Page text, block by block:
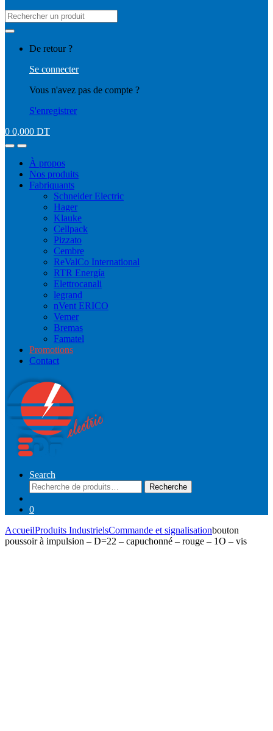
Search
for:
De retour ?
Se connecter
Vous n'avez pas de compte ?
S'enregistrer
0 0,000 DT
À propos
Nos produits
Fabriquants
Schneider Electric
Hager
Klauke
Cellpack
Pizzato
Cembre
ReValCo International
RTR Energía
Elettrocanali
legrand
nVent ERICO
Vemer
Bremas
Famatel
Promotions
Contact
Search
Recherche
pour :
Recherche
0
AccueilProduits IndustrielsCommande et signalisationbouton
poussoir à impulsion – D=22 – capuchonné – rouge – 1O – vis